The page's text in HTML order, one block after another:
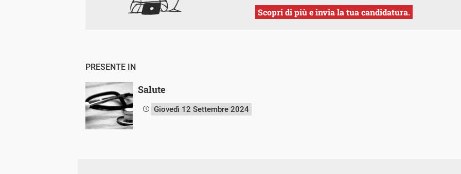
Scopri di più e invia la tua candidatura.
PRESENTE IN
Salute
Giovedì 12 Settembre 2024